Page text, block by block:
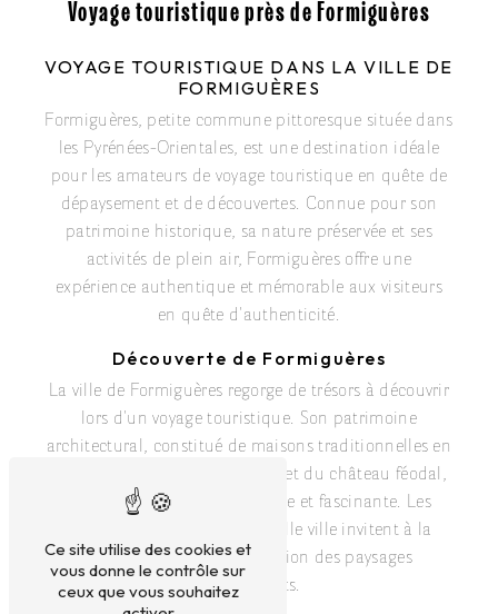
Voyage touristique près de Formiguères
VOYAGE TOURISTIQUE DANS LA VILLE DE
FORMIGUÈRES
Formiguères, petite commune pittoresque située dans
les Pyrénées-Orientales, est une destination idéale
pour les amateurs de voyage touristique en quête de
dépaysement et de découvertes. Connue pour son
patrimoine historique, sa nature préservée et ses
activités de plein air, Formiguères offre une
expérience authentique et mémorable aux visiteurs
en quête d'authenticité.
Découverte de Formiguères
La ville de Formiguères regorge de trésors à découvrir
lors d'un voyage touristique. Son patrimoine
architectural, constitué de maisons traditionnelles en
pierre, de l'église Saint-Michel et du château féodal,
témoigne de son histoire riche et fascinante. Les
ruelles pittoresques de la vieille ville invitent à la
flânerie et à la contemplation des paysages
environnants.
Ce site utilise des cookies et
vous donne le contrôle sur
ceux que vous souhaitez